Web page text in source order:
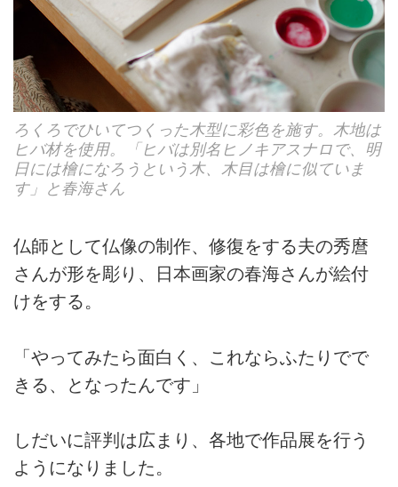
ろくろでひいてつくった木型に彩色を施す。木地は
ヒバ材を使用。「ヒバは別名ヒノキアスナロで、明
日には檜になろうという木、木目は檜に似ていま
す」と春海さん
仏師として仏像の制作、修復をする夫の秀麿
さんが形を彫り、日本画家の春海さんが絵付
けをする。
「やってみたら面白く、これならふたりでで
きる、となったんです」
しだいに評判は広まり、各地で作品展を行う
ようになりました。